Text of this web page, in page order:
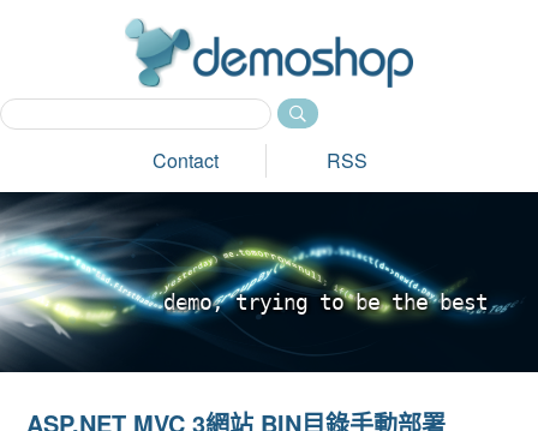
Contact RSS
demo, trying to be the best_
ASP.NET MVC 3網站 BIN目錄手動部署